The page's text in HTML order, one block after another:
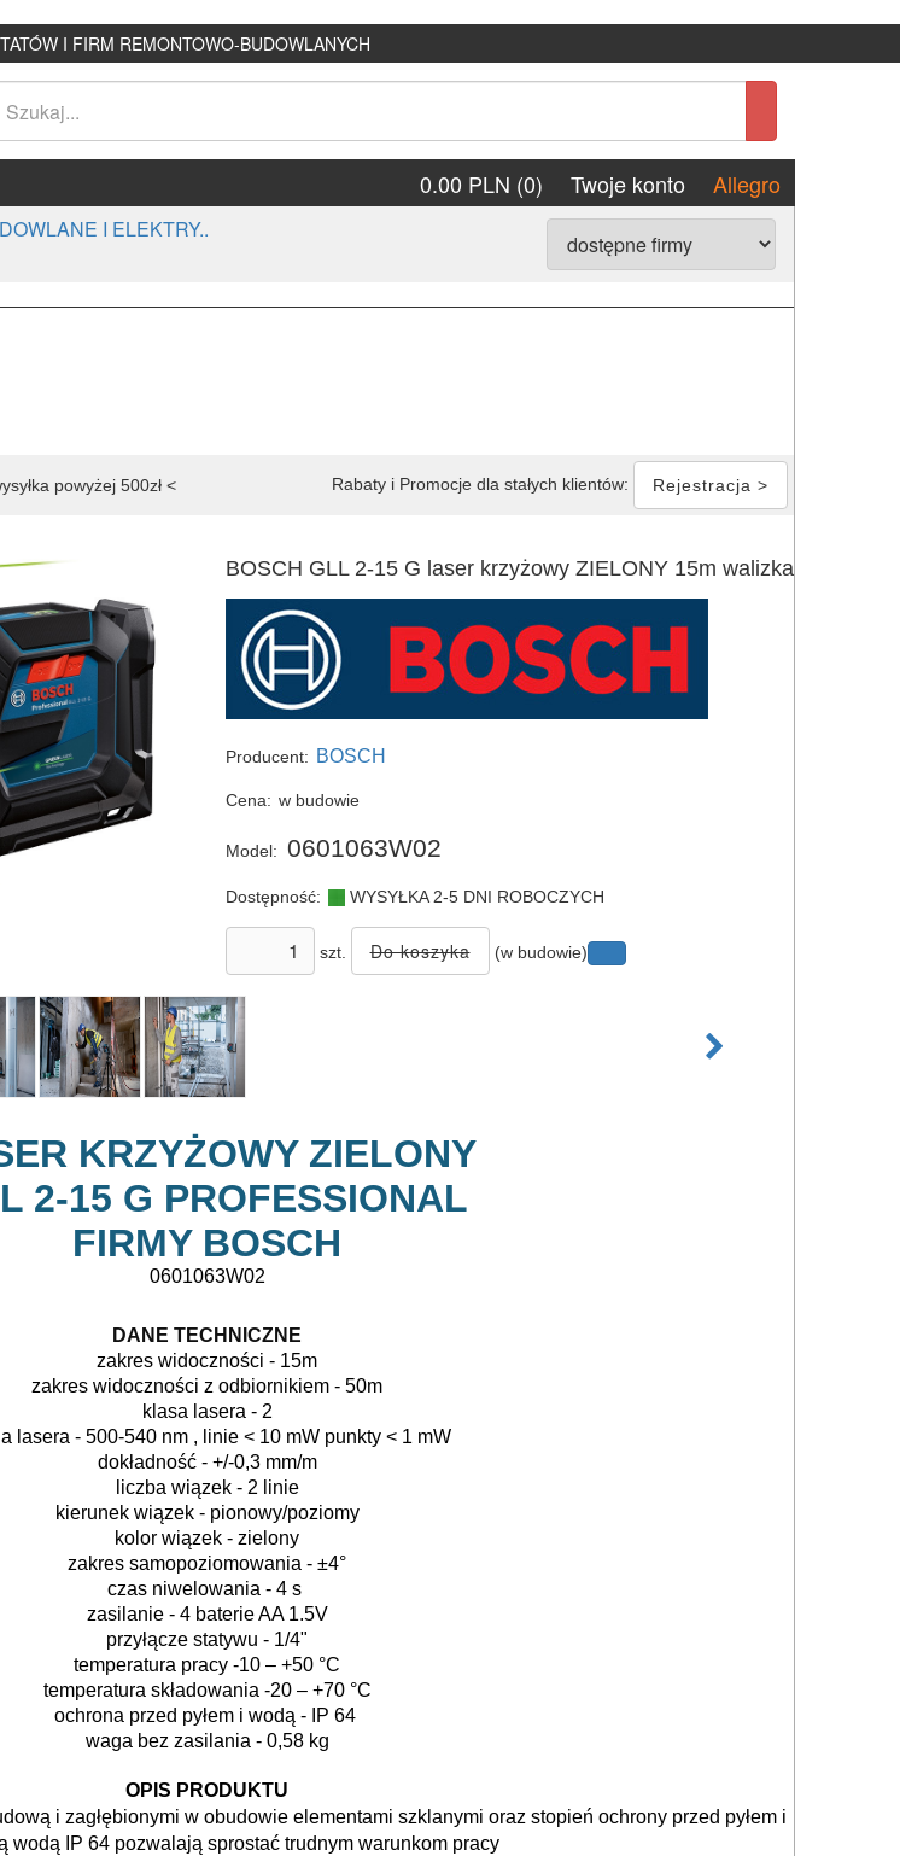
I FIRM REMONTOWO-BUDOWLANYCH
0.00 PLN (0) Twoje konto
Allegro
I ELEKTRY..
powyżej 500zł < Rabaty i Promocje dla stałych klientów: Rejestracja >
BOSCH GLL 2-15 G laser krzyżowy ZIELONY 15m walizka
Producent: BOSCH
Cena: w budowie
Model: 0601063W02
Dostępność: WYSYŁKA 2-5 DNI ROBOCZYCH
szt. (w budowie)
KRZYŻOWY ZIELONY
2-15 G PROFESSIONAL
FIRMY BOSCH
0601063W02
DANE TECHNICZNE
zakres widoczności - 15m
zakres widoczności z odbiornikiem - 50m
klasa lasera - 2
lasera - 500-540 nm , linie < 10 mW punkty < 1 mW
dokładność - +/-0,3 mm/m
liczba wiązek - 2 linie
kierunek wiązek - pionowy/poziomy
kolor wiązek - zielony
zakres samopoziomowania - ±4°
czas niwelowania - 4 s
zasilanie - 4 baterie AA 1.5V
przyłącze statywu - 1/4"
temperatura pracy -10 – +50 °C
temperatura składowania -20 – +70 °C
ochrona przed pyłem i wodą - IP 64
waga bez zasilania - 0,58 kg
OPIS PRODUKTU
i zagłębionymi w obudowie elementami szklanymi oraz stopień ochrony przed pyłem i
wodą IP 64 pozwalają sprostać trudnym warunkom pracy